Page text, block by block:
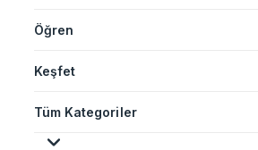
Öğren
Keşfet
Tüm Kategoriler